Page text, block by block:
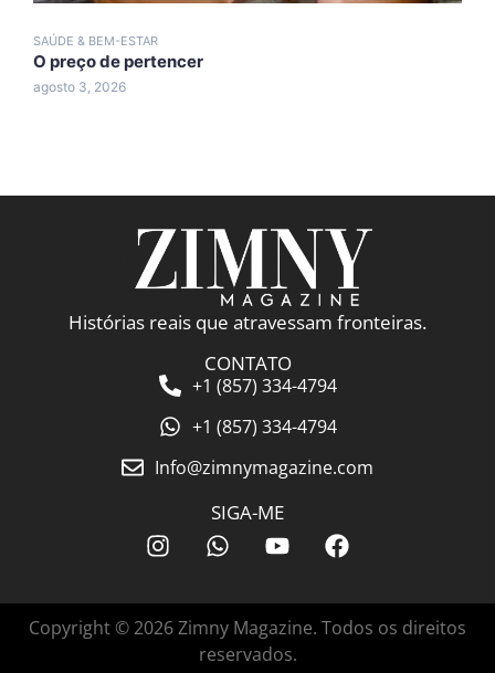
SAÚDE & BEM-ESTAR
O preço de pertencer
agosto 3, 2026
Histórias reais que atravessam fronteiras.
CONTATO
+1 (857) 334-4794
+1 (857) 334-4794
Info@zimnymagazine.com
SIGA-ME
Copyright © 2026 Zimny Magazine. Todos os direitos
reservados.